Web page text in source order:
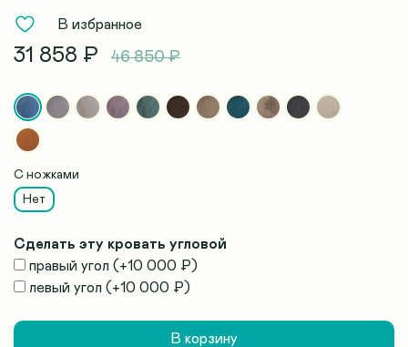
В избранное
31 858 ₽ 46 850 ₽
С ножками
Нет
Сделать эту кровать угловой
правый угол (+10 000 ₽)
левый угол (+10 000 ₽)
В корзину